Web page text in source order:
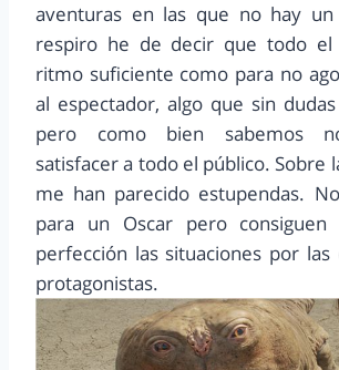
aventuras en las que no hay
respiro he de decir que todo
ritmo suficiente como para no
al espectador, algo que sin
pero como bien sabemos
satisfacer a todo el público. Sobre
me han parecido estupendas.
para un Oscar pero
perfección las situaciones por las
protagonistas.